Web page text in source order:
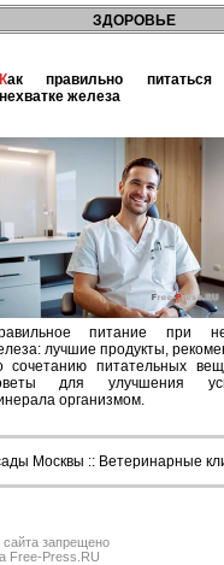
ЗДОРОВЬЕ
Как правильно питаться при
нехватке железа
питание при
лучшие продукты,
сочетанию питательных
для улучшения
организмом.
Москвы :: Ветеринарные
сайта запрещено
Free-Press.RU